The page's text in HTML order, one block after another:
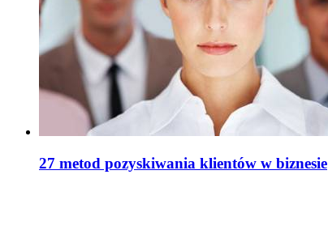
27 metod pozyskiwania klientów w biznesie